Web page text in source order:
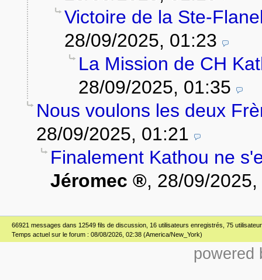
Victoire de la Ste-
28/09/2025, 01:23
La Mission de CH
28/09/2025, 01:35
Nous voulons les deux
28/09/2025, 01:21
Finalement Kathou ne
Jéromec
, 28/09/
66921 messages dans 12549 fils de discussion, 16 utilisateurs enregistrés, 75
Temps actuel sur le forum : 08/08/2026, 02:38 (America/New_York)
powered